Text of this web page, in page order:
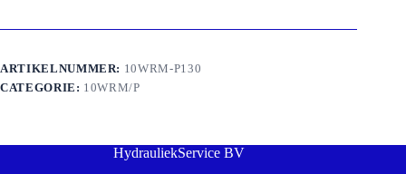
ARTIKELNUMMER: 10WRM-P130
CATEGORIE: 10WRM/P
HydrauliekService BV